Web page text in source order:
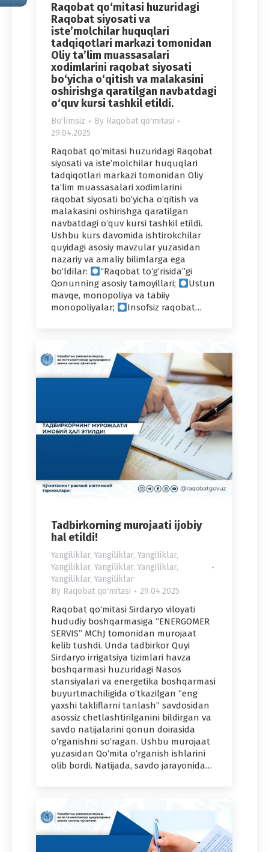
Raqobat qo‘mitasi huzuridagi
Raqobat siyosati va
iste’molchilar huquqlari
tadqiqotlari markazi tomonidan
Oliy ta’lim muassasalari
xodimlarini raqobat siyosati
bo‘yicha o‘qitish va malakasini
oshirishga qaratilgan navbatdagi
o‘quv kursi tashkil etildi.
Bo'limsiz By Raqobat qo'mitasi
29.04.2025
Raqobat qo‘mitasi huzuridagi Raqobat
siyosati va iste’molchilar huquqlari
tadqiqotlari markazi tomonidan Oliy
ta’lim muassasalari xodimlarini
raqobat siyosati bo‘yicha o‘qitish va
malakasini oshirishga qaratilgan
navbatdagi o‘quv kursi tashkil etildi.
Ushbu kurs davomida ishtirokchilar
quyidagi asosiy mavzular yuzasidan
nazariy va amaliy bilimlarga ega
bo‘ldilar:
“Raqobat to‘g‘risida”gi
Qonunning asosiy tamoyillari;
Ustun
mavqe, monopoliya va tabiiy
monopoliyalar;
Insofsiz raqobat…
Tadbirkorning murojaati ijobiy
hal etildi!
Yangiliklar, Yangiliklar, Yangiliklar,
Yangiliklar, Yangiliklar, Yangiliklar,
Yangiliklar, Yangiliklar
By Raqobat qo'mitasi 29.04.2025
Raqobat qo‘mitasi Sirdaryo viloyati
hududiy boshqarmasiga “ENERGOMER
SERVIS” MChJ tomonidan murojaat
kelib tushdi. Unda tadbirkor Quyi
Sirdaryo irrigatsiya tizimlari havza
boshqarmasi huzuridagi Nasos
stansiyalari va energetika boshqarmasi
buyurtmachiligida o‘tkazilgan “eng
yaxshi takliflarni tanlash” savdosidan
asossiz chetlashtirilganini bildirgan va
savdo natijalarini qonun doirasida
o‘rganishni so‘ragan. Ushbu murojaat
yuzasidan Qo‘mita o‘rganish ishlarini
olib bordi. Natijada, savdo jarayonida…